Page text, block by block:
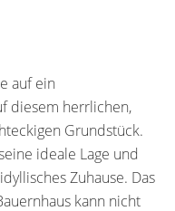
auf ein
diesem herrlichen,
Grundstück.
ideale Lage und
Zuhause. Das
kann nicht